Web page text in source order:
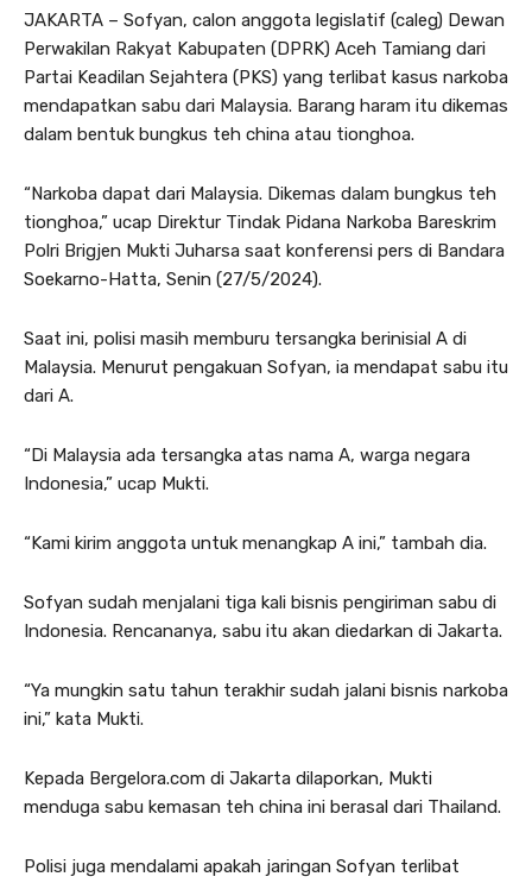
JAKARTA – Sofyan, calon anggota legislatif (caleg) Dewan
Perwakilan Rakyat Kabupaten (DPRK) Aceh Tamiang dari
Partai Keadilan Sejahtera (PKS) yang terlibat kasus narkoba
mendapatkan sabu dari Malaysia. Barang haram itu dikemas
dalam bentuk bungkus teh china atau tionghoa.
“Narkoba dapat dari Malaysia. Dikemas dalam bungkus teh
tionghoa,” ucap Direktur Tindak Pidana Narkoba Bareskrim
Polri Brigjen Mukti Juharsa saat konferensi pers di Bandara
Soekarno-Hatta, Senin (27/5/2024).
Saat ini, polisi masih memburu tersangka berinisial A di
Malaysia. Menurut pengakuan Sofyan, ia mendapat sabu itu
dari A.
“Di Malaysia ada tersangka atas nama A, warga negara
Indonesia,” ucap Mukti.
“Kami kirim anggota untuk menangkap A ini,” tambah dia.
Sofyan sudah menjalani tiga kali bisnis pengiriman sabu di
Indonesia. Rencananya, sabu itu akan diedarkan di Jakarta.
“Ya mungkin satu tahun terakhir sudah jalani bisnis narkoba
ini,” kata Mukti.
Kepada Bergelora.com di Jakarta dilaporkan, Mukti
menduga sabu kemasan teh china ini berasal dari Thailand.
Polisi juga mendalami apakah jaringan Sofyan terlibat